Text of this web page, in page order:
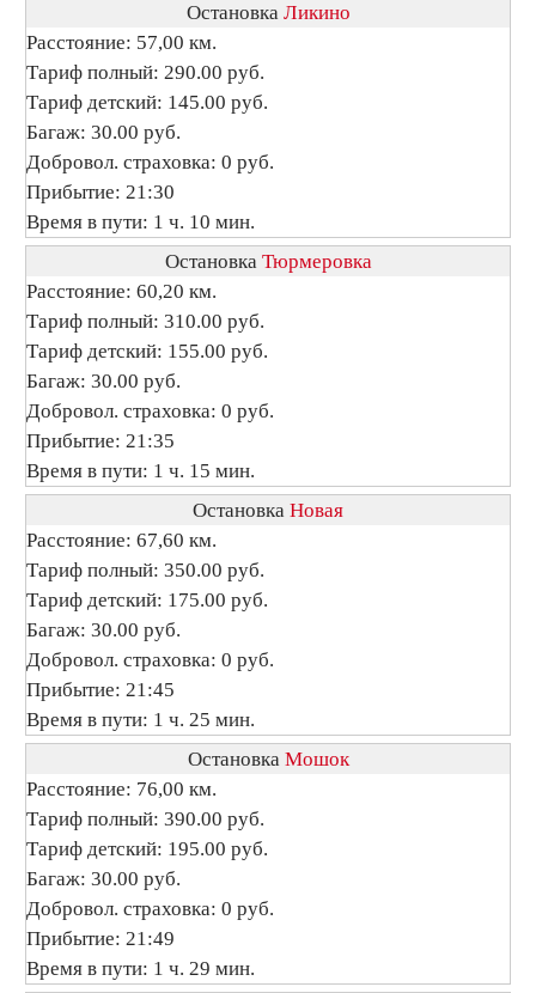
Остановка Ликино
Расстояние: 57,00 км.
Тариф полный: 290.00 руб.
Тариф детский: 145.00 руб.
Багаж: 30.00 руб.
Добровол. страховка: 0 руб.
Прибытие: 21:30
Время в пути: 1 ч. 10 мин.
Остановка Тюрмеровка
Расстояние: 60,20 км.
Тариф полный: 310.00 руб.
Тариф детский: 155.00 руб.
Багаж: 30.00 руб.
Добровол. страховка: 0 руб.
Прибытие: 21:35
Время в пути: 1 ч. 15 мин.
Остановка Новая
Расстояние: 67,60 км.
Тариф полный: 350.00 руб.
Тариф детский: 175.00 руб.
Багаж: 30.00 руб.
Добровол. страховка: 0 руб.
Прибытие: 21:45
Время в пути: 1 ч. 25 мин.
Остановка Мошок
Расстояние: 76,00 км.
Тариф полный: 390.00 руб.
Тариф детский: 195.00 руб.
Багаж: 30.00 руб.
Добровол. страховка: 0 руб.
Прибытие: 21:49
Время в пути: 1 ч. 29 мин.